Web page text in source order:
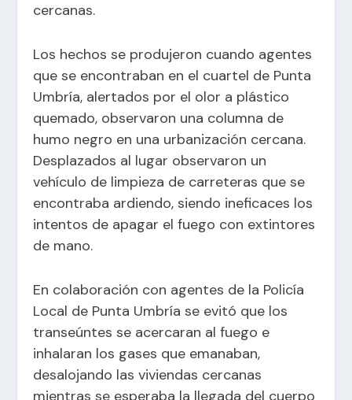
cercanas.
Los hechos se produjeron cuando agentes
que se encontraban en el cuartel de Punta
Umbría, alertados por el olor a plástico
quemado, observaron una columna de
humo negro en una urbanización cercana.
Desplazados al lugar observaron un
vehículo de limpieza de carreteras que se
encontraba ardiendo, siendo ineficaces los
intentos de apagar el fuego con extintores
de mano.
En colaboración con agentes de la Policía
Local de Punta Umbría se evitó que los
transeúntes se acercaran al fuego e
inhalaran los gases que emanaban,
desalojando las viviendas cercanas
mientras se esperaba la llegada del cuerpo